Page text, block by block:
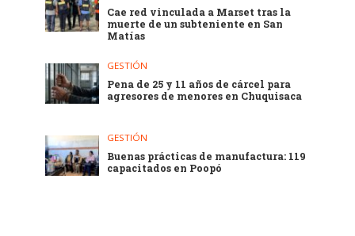
Cae red vinculada a Marset tras la
muerte de un subteniente en San
Matías
GESTIÓN
Pena de 25 y 11 años de cárcel para
agresores de menores en Chuquisaca
GESTIÓN
Buenas prácticas de manufactura: 119
capacitados en Poopó